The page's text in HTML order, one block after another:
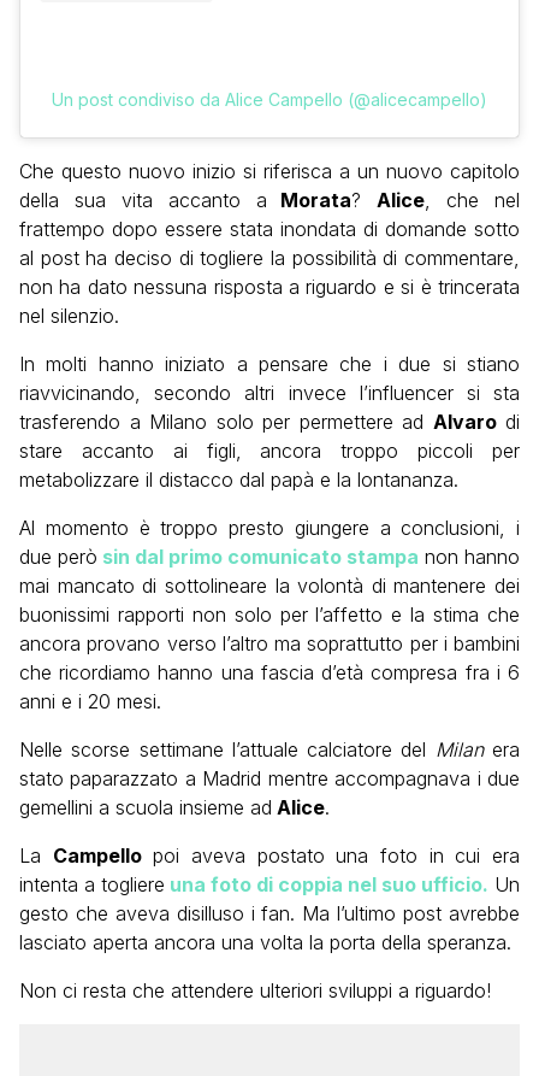
Un post condiviso da Alice Campello (@alicecampello)
Che questo nuovo inizio si riferisca a un nuovo capitolo
della sua vita accanto a Morata? Alice , che nel
frattempo dopo essere stata inondata di domande sotto
al post ha deciso di togliere la possibilità di commentare,
non ha dato nessuna risposta a riguardo e si è trincerata
nel silenzio.
In molti hanno iniziato a pensare che i due si stiano
riavvicinando, secondo altri invece l’influencer si sta
trasferendo a Milano solo per permettere ad Alvarodi
stare accanto ai figli, ancora troppo piccoli per
metabolizzare il distacco dal papà e la lontananza.
Al momento è troppo presto giungere a conclusioni, i
due però sin dal primo comunicato stampa non hanno
mai mancato di sottolineare la volontà di mantenere dei
buonissimi rapporti non solo per l’affetto e la stima che
ancora provano verso l’altro ma soprattutto per i bambini
che ricordiamo hanno una fascia d’età compresa fra i 6
anni e i 20 mesi.
Nelle scorse settimane l’attuale calciatore del Milanera
stato paparazzato a Madrid mentre accompagnava i due
gemellini a scuola insieme ad Alice.
La Campellopoi aveva postato una foto in cui era
intenta a togliere una foto di coppia nel suo ufficio. Un
gesto che aveva disilluso i fan. Ma l’ultimo post avrebbe
lasciato aperta ancora una volta la porta della speranza.
Non ci resta che attendere ulteriori sviluppi a riguardo!